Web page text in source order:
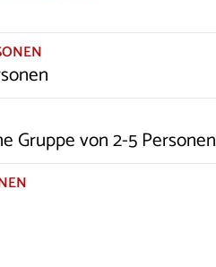
Gruppe von 2-5 Personen